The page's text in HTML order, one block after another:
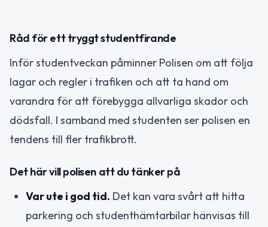
Råd för ett tryggt studentfirande
Inför studentveckan påminner Polisen om att följa
lagar och regler i trafiken och att ta hand om
varandra för att förebygga allvarliga skador och
dödsfall. I samband med studenten ser polisen en
tendens till fler trafikbrott.
Det här vill polisen att du tänker på
Var ute i god tid. Det kan vara svårt att hitta
parkering och studenthämtarbilar hänvisas till